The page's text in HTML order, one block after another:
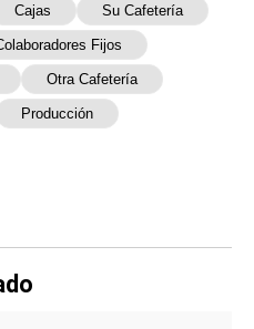
Cajas Su Cafetería
Fijos
Otra Cafetería
Producción